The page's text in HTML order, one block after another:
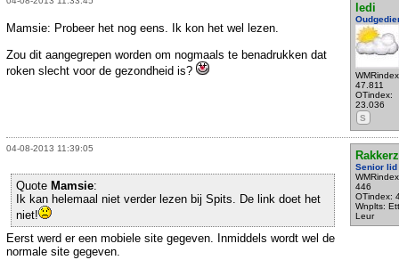
ledi
47.811
OTindex:
23.036
S
Mamsie: Probeer het nog eens. Ik kon het wel lezen.
Zou dit aangegrepen worden om nogmaals te benadrukken dat
roken slecht voor de gezondheid is?
04-08-2013 11:39:05
Senior lid
446
OTindex:
Wnplts:
Leur
Quote Mamsie:
Ik kan helemaal niet verder lezen bij Spits. De link doet het
niet!
Eerst werd er een mobiele site gegeven. Inmiddels wordt wel de
normale site gegeven.